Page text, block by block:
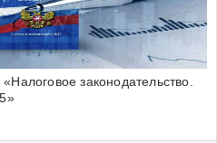
законодательство.